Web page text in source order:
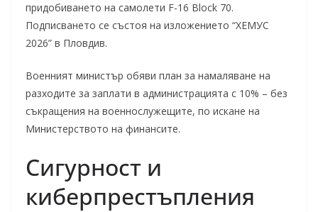
придобиването на самолети F-16 Block 70.
Подписването се състоя на изложението “ХЕМУС
2026” в Пловдив.
Военният министър обяви план за намаляване на
разходите за заплати в администрацията с 10% – без
съкращения на военнослужещите, по искане на
Министерството на финансите.
Сигурност и
киберпрестъпления